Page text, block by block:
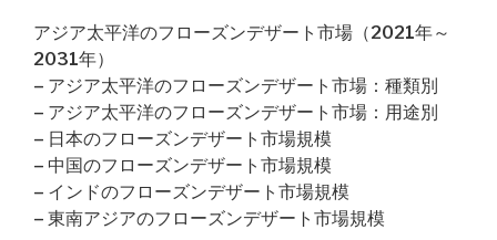
アジア太平洋のフローズンデザート市場（2021年～
2031年）
– アジア太平洋のフローズンデザート市場：種類別
– アジア太平洋のフローズンデザート市場：用途別
– 日本のフローズンデザート市場規模
– 中国のフローズンデザート市場規模
– インドのフローズンデザート市場規模
– 東南アジアのフローズンデザート市場規模